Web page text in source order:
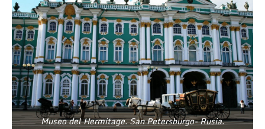
Museo del Hermitage. San Petersburgo- Rusia.